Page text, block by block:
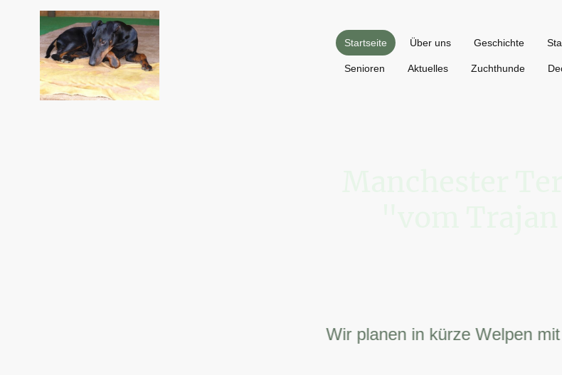
Startseite Über uns Geschichte
Senioren Aktuelles Zuchthunde
Wir planen in kürze Welpen mit